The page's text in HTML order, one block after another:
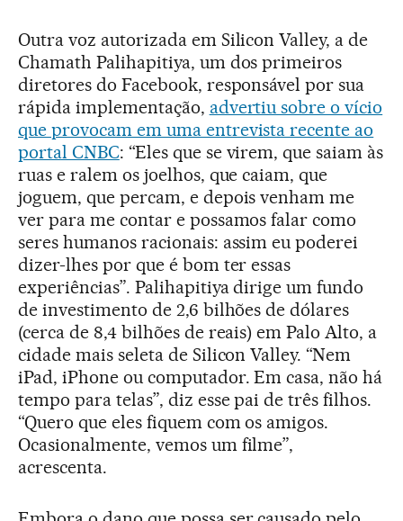
Outra voz autorizada em Silicon Valley, a de
Chamath Palihapitiya, um dos primeiros
diretores do Facebook, responsável por sua
rápida implementação, advertiu sobre o vício
que provocam em uma entrevista recente ao
portal CNBC: “Eles que se virem, que saiam às
ruas e ralem os joelhos, que caiam, que
joguem, que percam, e depois venham me
ver para me contar e possamos falar como
seres humanos racionais: assim eu poderei
dizer-lhes por que é bom ter essas
experiências”. Palihapitiya dirige um fundo
de investimento de 2,6 bilhões de dólares
(cerca de 8,4 bilhões de reais) em Palo Alto, a
cidade mais seleta de Silicon Valley. “Nem
iPad, iPhone ou computador. Em casa, não há
tempo para telas”, diz esse pai de três filhos.
“Quero que eles fiquem com os amigos.
Ocasionalmente, vemos um filme”,
acrescenta.